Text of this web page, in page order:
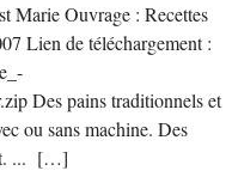
Marie Ouvrage : Recettes
Lien de téléchargement :
Des pains traditionnels et
ou sans machine. Des
... […]